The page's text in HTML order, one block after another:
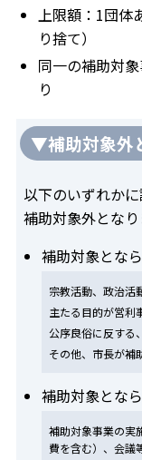
上限額：1団体
り捨て）
同一の補助対
り
▼補助対象外
以下のいずれか
補助対象外となり
補助対象とな
宗教活動、政治活
主たる目的が営利
公序良俗に反する
その他、市長が補
補助対象とな
補助対象事業の実
費を含む）、会議